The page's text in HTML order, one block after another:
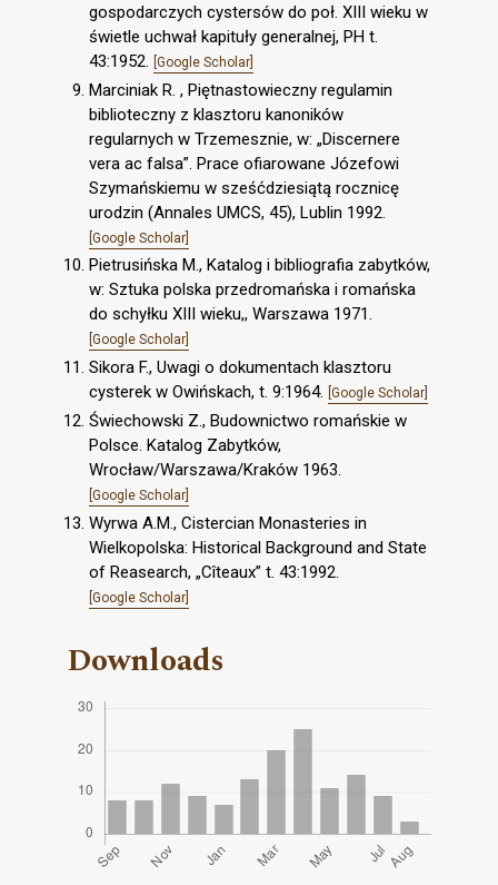
gospodarczych cystersów do poł. XIII wieku w
świetle uchwał kapituły generalnej, PH t.
43:1952. [Google Scholar]
Marciniak R. , Piętnastowieczny regulamin
biblioteczny z klasztoru kanoników
regularnych w Trzemesznie, w: „Discernere
vera ac falsa”. Prace ofiarowane Józefowi
Szymańskiemu w sześćdziesiątą rocznicę
urodzin (Annales UMCS, 45), Lublin 1992.
[Google Scholar]
Pietrusińska M., Katalog i bibliografia zabytków,
w: Sztuka polska przedromańska i romańska
do schyłku XIII wieku,, Warszawa 1971.
[Google Scholar]
Sikora F., Uwagi o dokumentach klasztoru
cysterek w Owińskach, t. 9:1964. [Google Scholar]
Świechowski Z., Budownictwo romańskie w
Polsce. Katalog Zabytków,
Wrocław/Warszawa/Kraków 1963.
[Google Scholar]
Wyrwa A.M., Cistercian Monasteries in
Wielkopolska: Historical Background and State
of Reasearch, „Cîteaux” t. 43:1992.
[Google Scholar]
Downloads